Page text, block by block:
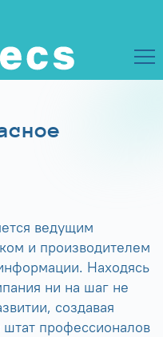
ведущим
и производителем
Находясь
ни на шаг не
создавая
профессионалов